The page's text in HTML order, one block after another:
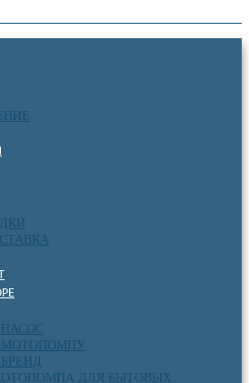
МОТОПОМПУ
ДЛЯ БЫТОВЫХ